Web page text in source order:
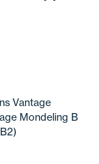
Vantage
Mondeling B